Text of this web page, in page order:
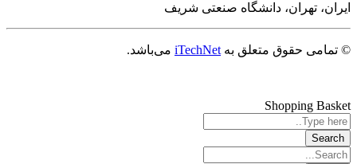
ایران، تهران، دانشگاه صنعتی شریف
© تمامی حقوق متعلق بهiTechNet می‌باشد.
Shopping Basket